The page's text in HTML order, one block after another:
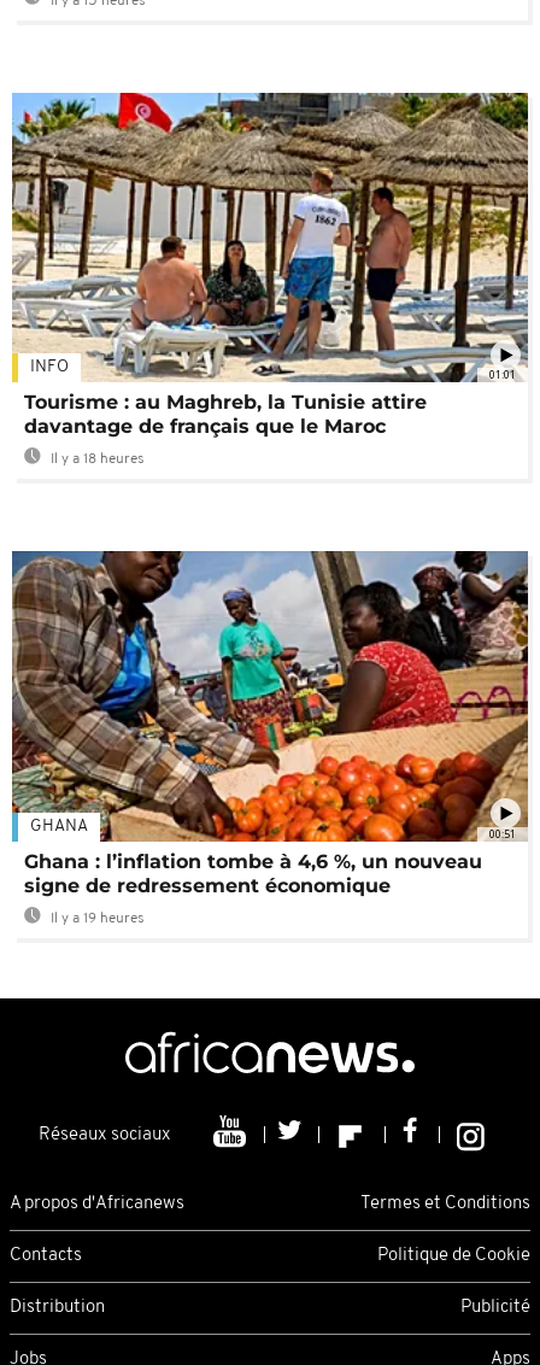
01:01
INFO
Tourisme : au Maghreb, la Tunisie attire
davantage de français que le Maroc
Il y a 18 heures
00:51
GHANA
Ghana : l’inflation tombe à 4,6 %, un nouveau
signe de redressement économique
Il y a 19 heures
Réseaux sociaux
A propos d'Africanews Termes et Conditions
Contacts Politique de Cookie
Distribution Publicité
Jobs Apps